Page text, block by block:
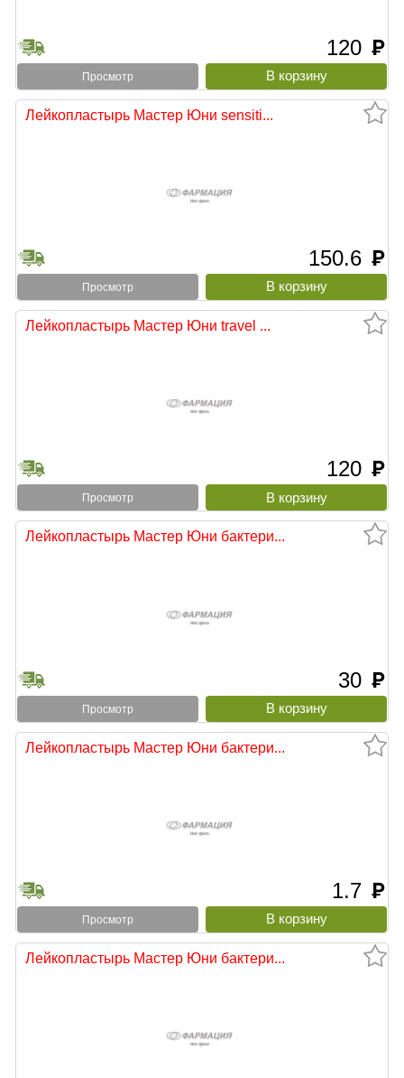
120 руб
Просмотр
Лейкопластырь Мастер Юни sensiti...
150.6 руб
Просмотр
Лейкопластырь Мастер Юни travel ...
120 руб
Просмотр
Лейкопластырь Мастер Юни бактери...
30 руб
Просмотр
Лейкопластырь Мастер Юни бактери...
1.7 руб
Просмотр
Лейкопластырь Мастер Юни бактери...